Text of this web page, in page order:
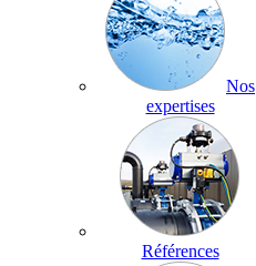
Nos
expertises
Références